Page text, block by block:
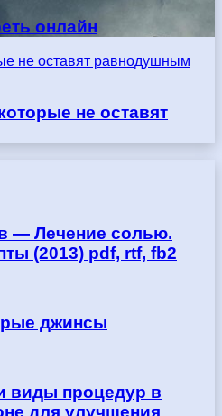
онлайн
не оставят равнодушным
не оставят
— Лечение солью.
(2013) pdf, rtf, fb2
джинсы
виды процедур в